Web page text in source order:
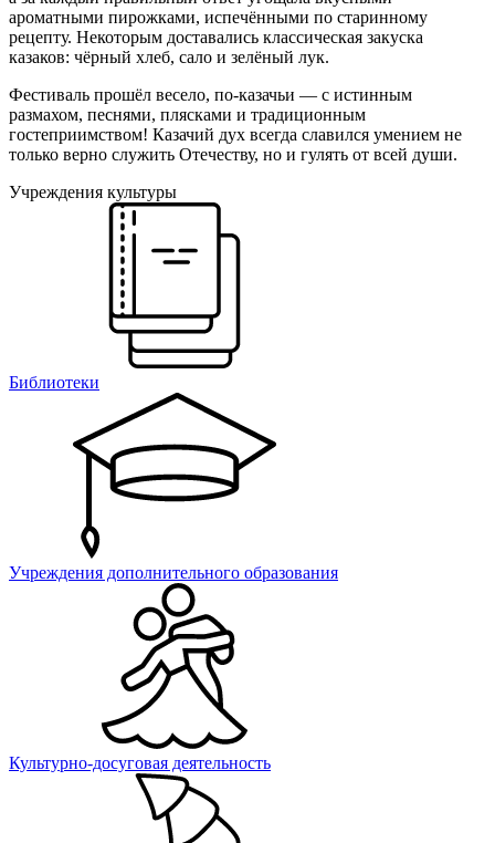
ароматными пирожками, испечёнными по старинному
рецепту. Некоторым доставались классическая закуска
казаков: чёрный хлеб, сало и зелёный лук.
Фестиваль прошёл весело, по-казачьи — с истинным
размахом, песнями, плясками и традиционным
гостеприимством! Казачий дух всегда славился умением не
только верно служить Отечеству, но и гулять от всей души.
Учреждения культуры
Библиотеки
Учреждения дополнительного образования
Культурно-досуговая деятельность